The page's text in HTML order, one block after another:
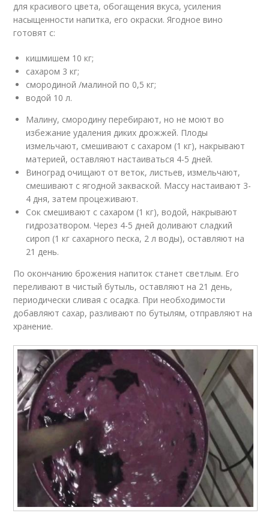
для красивого цвета, обогащения вкуса, усиления
насыщенности напитка, его окраски. Ягодное вино
готовят с:
кишмишем 10 кг;
сахаром 3 кг;
смородиной /малиной по 0,5 кг;
водой 10 л.
Малину, смородину перебирают, но не моют во
избежание удаления диких дрожжей. Плоды
измельчают, смешивают с сахаром (1 кг), накрывают
материей, оставляют настаиваться 4-5 дней.
Виноград очищают от веток, листьев, измельчают,
смешивают с ягодной закваской. Массу настаивают 3-
4 дня, затем процеживают.
Сок смешивают с сахаром (1 кг), водой, накрывают
гидрозатвором. Через 4-5 дней доливают сладкий
сироп (1 кг сахарного песка, 2 л воды), оставляют на
21 день.
По окончанию брожения напиток станет светлым. Его
переливают в чистый бутыль, оставляют на 21 день,
периодически сливая с осадка. При необходимости
добавляют сахар, разливают по бутылям, отправляют на
хранение.